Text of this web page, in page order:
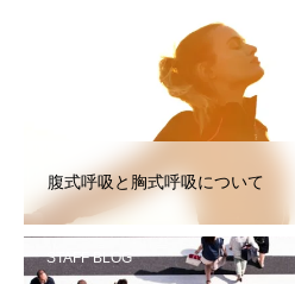
腹式呼吸と胸式呼吸について
STAFF BLOG